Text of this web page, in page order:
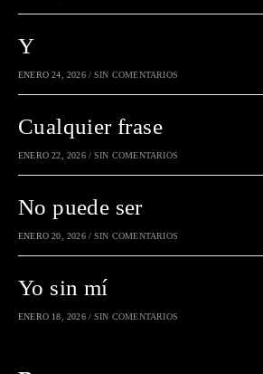
Y
ENERO 24, 2026 / SIN COMENTARIOS
Cualquier frase
ENERO 22, 2026 / SIN COMENTARIOS
No puede ser
ENERO 20, 2026 / SIN COMENTARIOS
Yo sin mí
ENERO 18, 2026 / SIN COMENTARIOS